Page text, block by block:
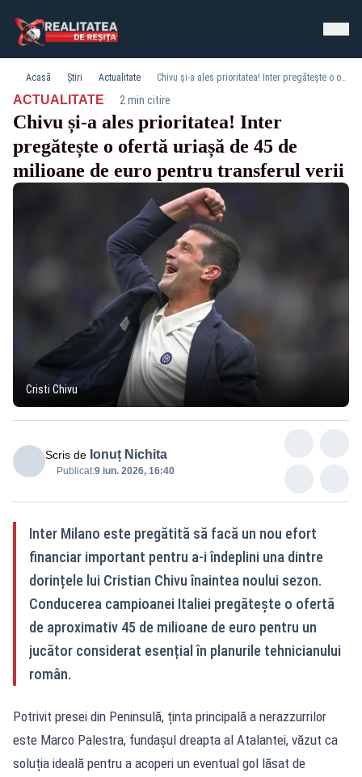
Acasă Știri Actualitate Chivu și-a ales prioritatea! Inter pregătește o ofertă uriașă de 45 de milioane de euro pentru transferul verii
ACTUALITATE· 2 min citire
Chivu și-a ales prioritatea! Inter
pregătește o ofertă uriașă de 45 de
milioane de euro pentru transferul verii
Cristi Chivu
Scris de Ionuț Nichita
Publicat:9 iun. 2026, 16:40
Inter Milano este pregătită să facă un nou efort
financiar important pentru a-i îndeplini una dintre
dorințele lui Cristian Chivu înaintea noului sezon.
Conducerea campioanei Italiei pregătește o ofertă
de aproximativ 45 de milioane de euro pentru un
jucător considerat esențial în planurile tehnicianului
român.
Potrivit presei din Peninsulă, ținta principală a nerazzurrilor
este Marco Palestra, fundașul dreapta al Atalantei, văzut ca
soluția ideală pentru a acoperi un eventual gol lăsat de